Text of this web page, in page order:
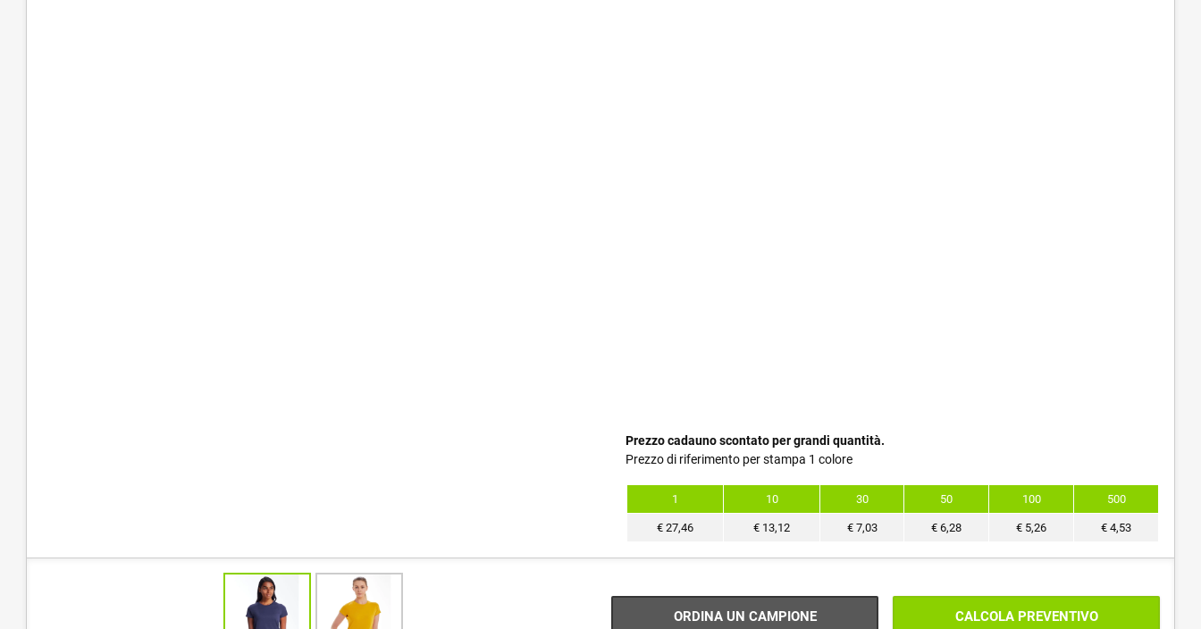
Prezzo cadauno scontato per grandi quantità.
Prezzo di riferimento per stampa 1 colore
1 10 30 50 100 500
€ 27,46 € 13,12 € 7,03 € 6,28 € 5,26 € 4,53
ORDINA UN CAMPIONE CALCOLA PREVENTIVO